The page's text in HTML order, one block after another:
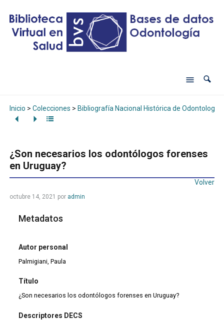
Inicio > Colecciones > Bibliografía Nacional Histórica de Odontología
¿Son necesarios los odontólogos forenses
en Uruguay?
Volver
octubre 14, 2021 por admin
Metadatos
Autor personal
Palmigiani, Paula
Título
¿Son necesarios los odontólogos forenses en Uruguay?
Descriptores DECS